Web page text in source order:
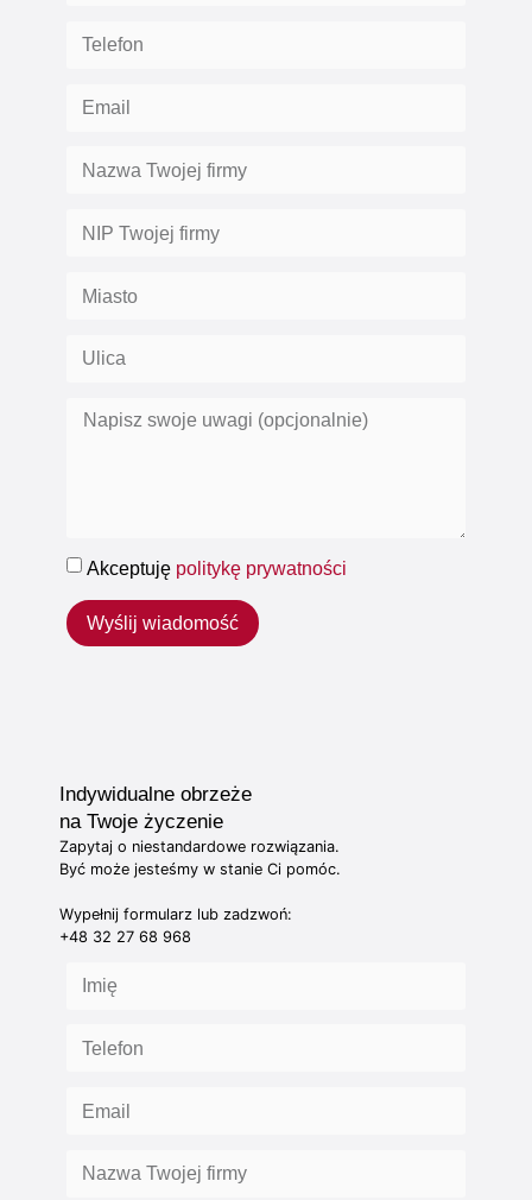
Akceptuję politykę prywatności
Wyślij wiadomość
Indywidualne obrzeże
na Twoje życzenie
Zapytaj o niestandardowe rozwiązania.
Być może jesteśmy w stanie Ci pomóc.
Wypełnij formularz lub zadzwoń:
+48 32 27 68 968